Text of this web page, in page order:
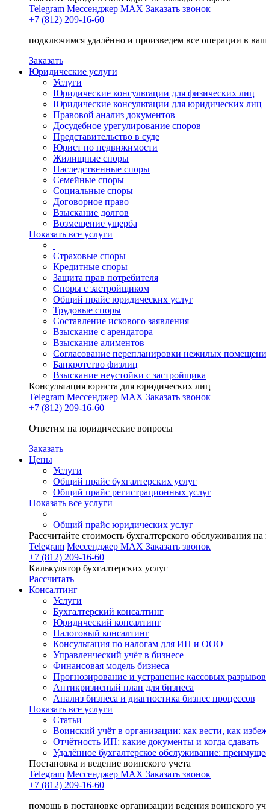
Telegram Мессенджер MAX Заказать звонок
+7 (812) 209-16-60
подключимся удалённо и произведем все операции в
Заказать
Юридические услуги
Услуги
Юридические консультации для физических лиц
Юридические консультации для юридических лиц
Правовой анализ документов
Досудебное урегулирование споров
Представительство в суде
Юрист по недвижимости
Жилищные споры
Наследственные споры
Семейные споры
Социальные споры
Договорное право
Взыскание долгов
Возмещение ущерба
Показать все услуги
Страховые споры
Кредитные споры
Защита прав потребителя
Споры с застройщиком
Общий прайс юридических услуг
Трудовые споры
Составление искового заявления
Взыскание с арендатора
Взыскание алиментов
Cогласование перепланировки нежилых
Банкротство физлиц
Взыскание неустойки с застройщика
Консультация юриста для юридических лиц
Telegram Мессенджер MAX Заказать звонок
+7 (812) 209-16-60
Ответим на юридические вопросы
Заказать
Цены
Услуги
Общий прайс бухгалтерских услуг
Общий прайс регистрационных услуг
Показать все услуги
Общий прайс юридических услуг
Рассчитайте стоимость бухгалтерского обслуживания
Telegram Мессенджер MAX Заказать звонок
+7 (812) 209-16-60
Калькулятор бухгалтерских услуг
Рассчитать
Консалтинг
Услуги
Бухгалтерский консалтинг
Юридический консалтинг
Налоговый консалтинг
Консультация по налогам для ИП и ООО
Управленческий учёт в бизнесе
Финансовая модель бизнеса
Прогнозирование и устранение кассовых
Антикризисный план для бизнеса
Анализ бизнеса и диагностика бизнес процессов
Показать все услуги
Статьи
Воинский учёт в организации: как вести, как
Отчётность ИП: какие документы и когда сдавать
Удалённое бухгалтерское обслуживание:
Постановка и ведение воинского учета
Telegram Мессенджер MAX Заказать звонок
+7 (812) 209-16-60
помощь в постановке организации ведения воинского